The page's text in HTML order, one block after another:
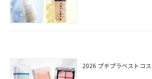
2026 プチプラベストコ